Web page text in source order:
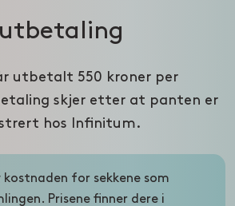
utbetalt 550 kroner per
skjer etter at panten er
hos Infinitum.
kostnaden for sekkene som
Prisene finner dere i